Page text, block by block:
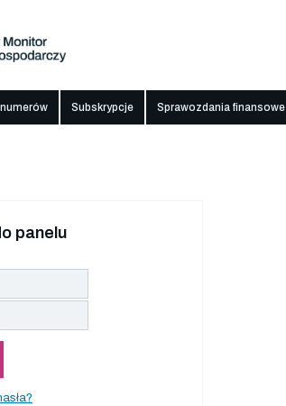
numerów Subskrypcje Sprawozdania finansowe
panelu